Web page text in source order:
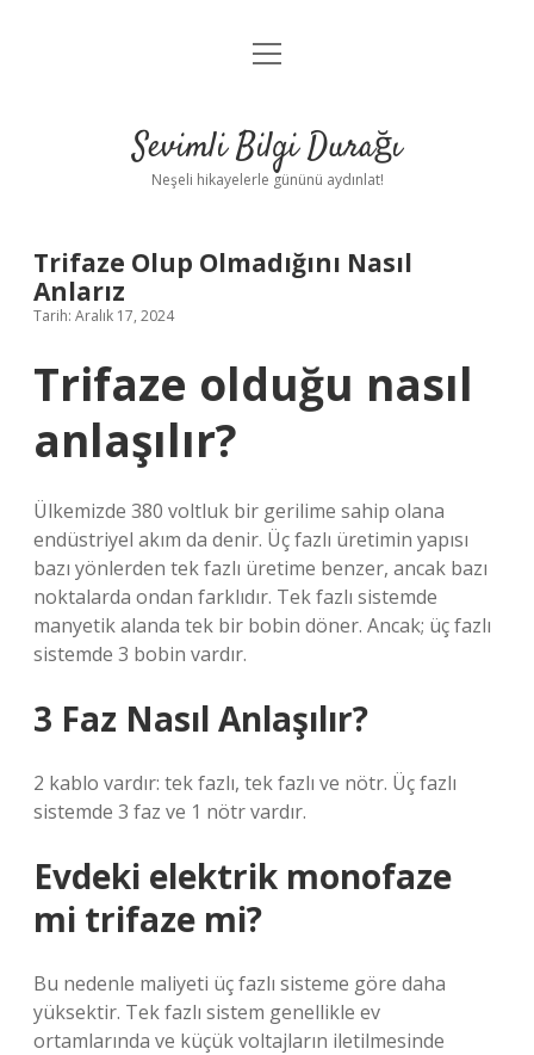
Anasayfa
Yasal Uyarı
menüyü
Sevimli Bilgi Durağı
Neşeli hikayelerle gününü aydınlat!
Trifaze Olup Olmadığını Nasıl
Anlarız
Tarih: Aralık 17, 2024
Trifaze olduğu nasıl
anlaşılır?
Ülkemizde 380 voltluk bir gerilime sahip olana
endüstriyel akım da denir. Üç fazlı üretimin yapısı
bazı yönlerden tek fazlı üretime benzer, ancak bazı
noktalarda ondan farklıdır. Tek fazlı sistemde
manyetik alanda tek bir bobin döner. Ancak; üç fazlı
sistemde 3 bobin vardır.
3 Faz Nasıl Anlaşılır?
2 kablo vardır: tek fazlı, tek fazlı ve nötr. Üç fazlı
sistemde 3 faz ve 1 nötr vardır.
Evdeki elektrik monofaze
mi trifaze mi?
Bu nedenle maliyeti üç fazlı sisteme göre daha
yüksektir. Tek fazlı sistem genellikle ev
ortamlarında ve küçük voltajların iletilmesinde